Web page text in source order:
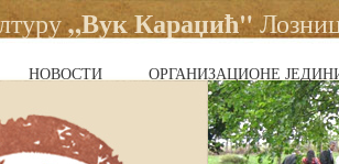
„Вук Караџић"
НОВОСТИ ОРГАНИЗАЦИОНЕ